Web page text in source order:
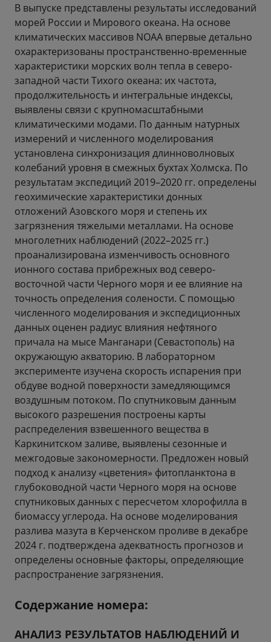
В выпуске представлены результаты исследований
морей России и Мирового океана. На основе
климатических массивов NOAA впервые детально
охарактеризованы пространственно-временные
характеристики морских волн тепла в северо-
западной части Тихого океана: их частота,
продолжительность и интегральные индексы,
выявлены связи с крупномасштабными
климатическими модами. По данным натурных
измерений и численного моделирования
установлена синхронизация длинноволновых
колебаний уровня в смежных бухтах Холмска. По
результатам экспедиций 2019–2020 гг. определены
геохимические характеристики донных
отложений Азовского моря и степень их
загрязнения тяжелыми металлами. На основе
многолетних наблюдений (2022–2025 гг.)
проанализирована изменчивость основного
ионного состава прибрежных вод северо-
восточной части Черного моря и ее влияние на
точность определения солености. С помощью
численного моделирования и экспедиционных
данных оценен радиус влияния нефтяного
причала на мысе Манганари (Севастополь) на
окружающую акваторию. В лабораторном
эксперименте изучена скорость испарения при
обдуве водной поверхности замедляющимся
воздушным потоком. По спутниковым данным
высокого разрешения построены карты
распределения взвешенного вещества в
Каркинитском заливе, выявлены сезонные и
межгодовые закономерности. Предложен новый
подход к анализу «цветения» фитопланктона в
глубоководной части Черного моря на основе
спутниковых данных с пересчетом хлорофилла в
биомассу углерода. На основе моделирования
разлива мазута в Керченском проливе в декабре
2024 г. подтверждена адекватность прогнозов и
определены основные факторы, определяющие
распространение загрязнения.
Содержание номера:
АНАЛИЗ РЕЗУЛЬТАТОВ НАБЛЮДЕНИЙ И